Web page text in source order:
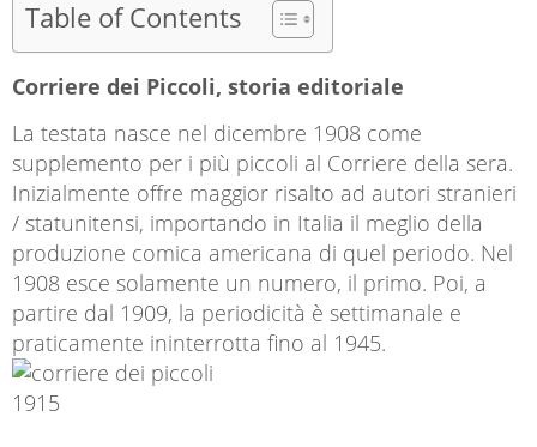
Table of Contents
Corriere dei Piccoli, storia editoriale
La testata nasce nel dicembre 1908 come
supplemento per i più piccoli al Corriere della sera.
Inizialmente offre maggior risalto ad autori stranieri
/ statunitensi, importando in Italia il meglio della
produzione comica americana di quel periodo. Nel
1908 esce solamente un numero, il primo. Poi, a
partire dal 1909, la periodicità è settimanale e
praticamente ininterrotta fino al 1945.